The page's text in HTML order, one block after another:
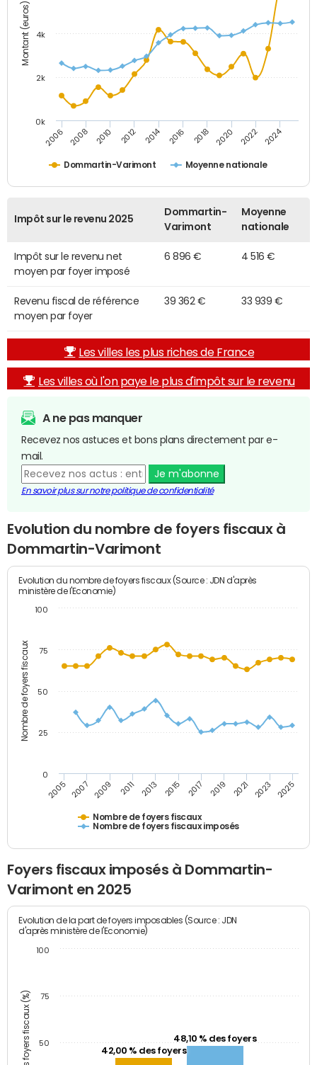
Montant (euros)
Dommartin-Varimont Moyenne nationale
2006 2008 2010 2012 2014 2016 2018 2020 2022 2024
0k
2k
4k
Impôt sur le revenu 2025
Dommartin-
Varimont
Moyenne
nationale
Impôt sur le revenu net
moyen par foyer imposé
6 896 € 4 516 €
Revenu fiscal de référence
moyen par foyer
39 362 € 33 939 €
Les villes les plus riches de France
Les villes où l'on paye le plus d'impôt sur le revenu
A ne pas manquer
Recevez nos astuces et bons plans directement par e-
mail.
Je m'abonne
En savoir plus sur notre politique de confidentialité
Evolution du nombre de foyers fiscaux à
Dommartin-Varimont
Nombre de foyers fiscaux
Evolution du nombre de foyers fiscaux (Source : JDN d'après
ministère de l'Economie)
Nombre de foyers fiscaux
Nombre de foyers fiscaux imposés
2005 2007 2009 2011 2013 2015 2017 2019 2021 2023 2025
0
25
50
75
100
Foyers fiscaux imposés à Dommartin-
Varimont en 2025
Part des foyers fiscaux (%)
Evolution de la part de foyers imposables (Source : JDN
d'après ministère de l'Economie)
42,00 % des foyers
48,10 % des foyers
50
75
100